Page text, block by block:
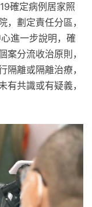
確定病例居家照
劃定責任分區，
進一步說明，確
分流收治原則，
隔離或隔離治療，
共識或有疑義，